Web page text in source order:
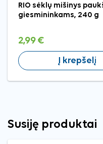
RIO sėklų mišinys
giesmininkams, 240 g
2,99 €
Į krepšelį
Susiję produktai